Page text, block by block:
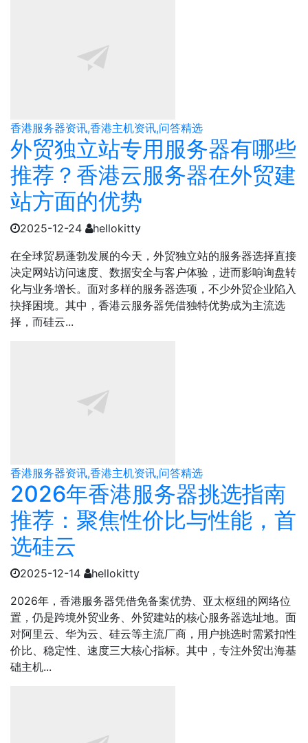
香港服务器资讯,香港主机资讯,问答精选
外贸独立站专用服务器有哪些
推荐？香港云服务器在外贸建
站方面的优势
2025-12-24
hellokitty
在全球贸易蓬勃发展的今天，外贸独立站的服务器选择直接
决定网站访问速度、数据安全与客户体验，进而影响询盘转
化与业务增长。面对多样的服务器选项，不少外贸企业陷入
抉择困境。其中，香港云服务器凭借独特优势成为主流选
择，而硅云...
香港服务器资讯,香港主机资讯,问答精选
2026年香港服务器挑选指南
推荐：聚焦性价比与性能，首
选硅云
2025-12-14
hellokitty
2026年，香港服务器凭借免备案优势、亚太枢纽的网络位
置，仍是跨境外贸业务、外贸建站的核心服务器选址地。面
对阿里云、华为云、硅云等主流厂商，用户挑选时需紧扣性
价比、稳定性、速度三大核心指标。其中，专注外贸出海基
础主机...